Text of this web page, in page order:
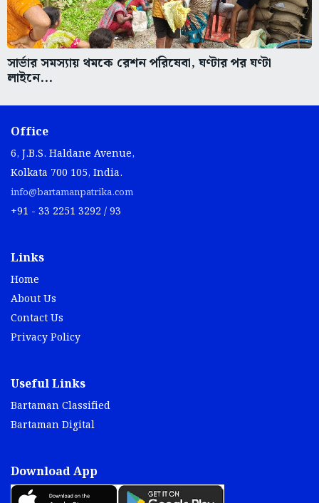
সার্ভার সমস্যায় থমকে রেশন পরিষেবা, ঘণ্টার পর ঘণ্টা
লাইনে...
Office
6, J.B.S. Haldane Avenue,
Kolkata 700 105, India.
info@bartamanpatrika.com
+91 - 33 2251 3292 / 93
Links
Home
About Us
Contact Us
Privacy Policy
Useful Links
Bartaman Classified
Bartaman Digital
Download App